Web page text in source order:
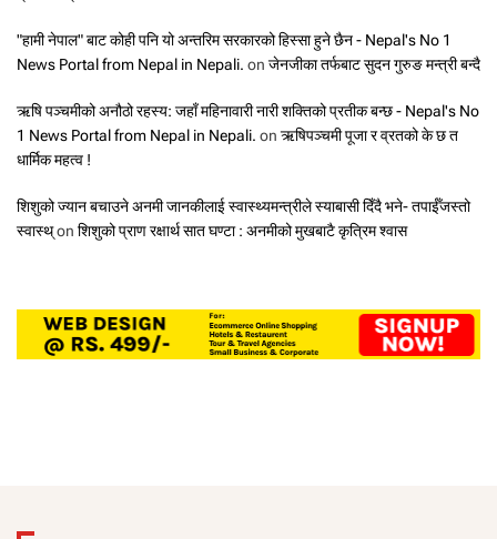
"हामी नेपाल" बाट कोही पनि यो अन्तरिम सरकारको हिस्सा हुने छैन - Nepal's No 1
News Portal from Nepal in Nepali. on जेनजीका तर्फबाट सुदन गुरुङ मन्त्री बन्दै
ऋषि पञ्चमीको अनौठो रहस्य: जहाँ महिनावारी नारी शक्तिको प्रतीक बन्छ - Nepal's No
1 News Portal from Nepal in Nepali. on ऋषिपञ्चमी पूजा र व्रतको के छ त
धार्मिक महत्व !
शिशुको ज्यान बचाउने अनमी जानकीलाई स्वास्थ्यमन्त्रीले स्याबासी दिँदै भने- तपाईँजस्तो
स्वास्थ्on शिशुको प्राण रक्षार्थ सात घण्टा : अनमीको मुखबाटै कृत्रिम श्वास